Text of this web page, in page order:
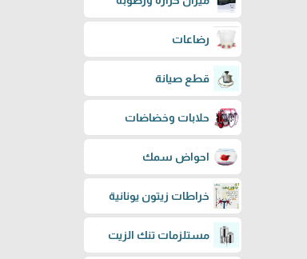
رضاعات
قطع صيانة
حلابات وخضاضات
احواض سمك
خراطات زيتون يونانية
مستلزمات تنك الزيت